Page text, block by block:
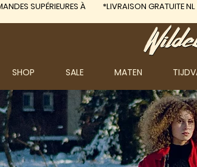
SHOP SALE MATEN
SUPÉRIEURES À
*LIVRAISON GRATUITE